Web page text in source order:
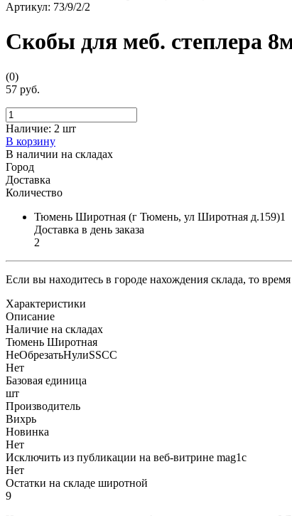
Артикул: 73/9/2/2
Скобы для меб. степлера
(0)
57 руб.
Наличие: 2 шт
В корзину
В наличии на складах
Город
Доставка
Количество
Тюмень Широтная (г Тюмень, ул Широтная д.159)1
Доставка в день заказа
2
Если вы находитесь в городе нахождения склада, то
Характеристики
Описание
Наличие на складах
Тюмень Широтная
НеОбрезатьНулиSSCC
Нет
Базовая единица
шт
Производитель
Вихрь
Новинка
Нет
Исключить из публикации на веб-витрине mag1c
Нет
Остатки на складе широтной
9